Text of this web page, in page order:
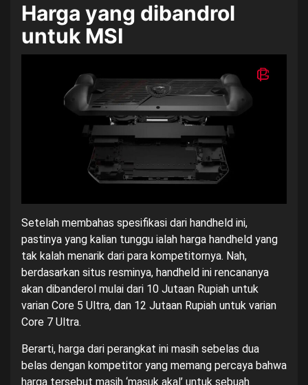
Harga yang dibandrol
untuk MSI
Setelah membahas spesifikasi dari handheld ini,
pastinya yang kalian tunggu ialah harga handheld yang
tak kalah menarik dari para kompetitornya. Nah,
berdasarkan situs resminya, handheld ini rencananya
akan dibanderol mulai dari 10 Jutaan Rupiah untuk
varian Core 5 Ultra, dan 12 Jutaan Rupiah untuk varian
Core 7 Ultra.
Berarti, harga dari perangkat ini masih sebelas dua
belas dengan kompetitor yang memang percaya bahwa
harga tersebut masih ‘masuk akal’ untuk sebuah